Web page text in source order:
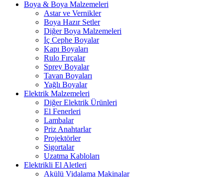
Boya & Boya Malzemeleri
Astar ve Vernikler
Boya Hazır Setler
Diğer Boya Malzemeleri
İç Cephe Boyalar
Kapı Boyaları
Rulo Fırçalar
Sprey Boyalar
Tavan Boyaları
Yağlı Boyalar
Elektrik Malzemeleri
Diğer Elektrik Ürünleri
El Fenerleri
Lambalar
Priz Anahtarlar
Projektörler
Sigortalar
Uzatma Kabloları
Elektrikli El Aletleri
Akülü Vidalama Makinalar